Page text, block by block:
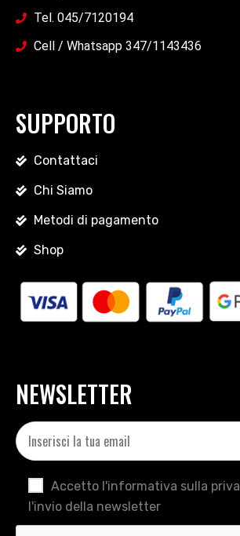
Tel. 045/7120194
Cell / Whatsapp 347/1143436
SUPPORTO
Contattaci
Chi Siamo
Metodi di pagamento
Shop
NEWSLETTER
Accetto l'informativa sulla
l'invio della newsletter